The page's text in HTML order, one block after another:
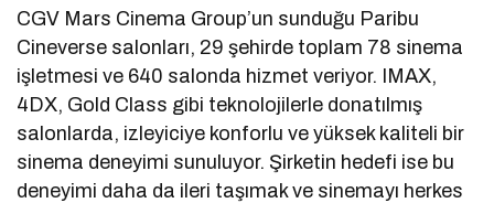
CGV Mars Cinema Group’un sunduğu Paribu
Cineverse salonları, 29 şehirde toplam 78 sinema
işletmesi ve 640 salonda hizmet veriyor. IMAX,
4DX, Gold Class gibi teknolojilerle donatılmış
salonlarda, izleyiciye konforlu ve yüksek kaliteli bir
sinema deneyimi sunuluyor. Şirketin hedefi ise bu
deneyimi daha da ileri taşımak ve sinemayı herkes